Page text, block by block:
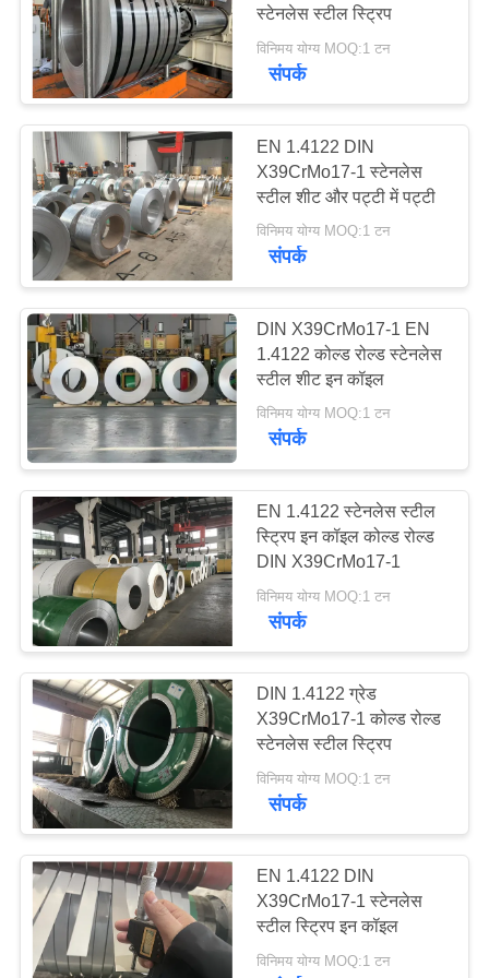
साइटमैप
PRIVACY
POLICYप्रेसिजन स्टेनलेस स्टील
पट्टी
स्टेनलेस स्टील शीट और
कुंडल
374
स्टेनलेस स्टील तार
97
स्टेनलेस स्टील बार
स्टेनलेस स्टील स्ट्रिप
विनिमय योग्य MOQ:1 टन
संपर्क
EN 1.4122 DIN
X39CrMo17-1 स्टेनलेस
स्टील शीट और पट्टी में पट्टी
विनिमय योग्य MOQ:1 टन
संपर्क
DIN X39CrMo17-1 EN
1.4122 कोल्ड रोल्ड स्टेनलेस
स्टील शीट इन कॉइल
विनिमय योग्य MOQ:1 टन
संपर्क
EN 1.4122 स्टेनलेस स्टील
स्ट्रिप इन कॉइल कोल्ड रोल्ड
DIN X39CrMo17-1
विनिमय योग्य MOQ:1 टन
संपर्क
DIN 1.4122 ग्रेड
X39CrMo17-1 कोल्ड रोल्ड
स्टेनलेस स्टील स्ट्रिप
विनिमय योग्य MOQ:1 टन
संपर्क
EN 1.4122 DIN
X39CrMo17-1 स्टेनलेस
स्टील स्ट्रिप इन कॉइल
विनिमय योग्य MOQ:1 टन